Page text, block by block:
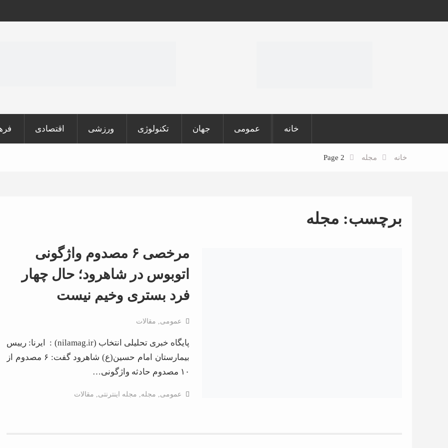
خانه عمومی جهان تکنولوژی ورزشی اقتصادی
خانه مجله Page 2
برچسب: مجله
مرخصی ۶ مصدوم واژگونی
اتوبوس در شاهرود؛ حال چهار
فرد بستری وخیم نیست
عمومی, مقالات
پایگاه خبری تحلیلی انتخاب (nilamag.ir) : ایرنا: رییس
بیمارستان امام حسین(ع) شاهرود گفت: ۶ مصدوم از
۱۰ مصدوم حادثه واژگونی…
عمومی, مجله, مجله اینترنتی, مقالات